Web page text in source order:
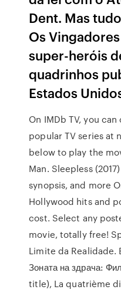
Dent. Mas
Os
super-heróis
quadrinhos
Estados
On IMDb TV, you
popular TV series at
below to play the
Man. Sleepless
synopsis, and more
Hollywood hits and
cost. Select any
movie, totally free!
Limite da Realidade.
Зоната на здрача:
title), La quatrième